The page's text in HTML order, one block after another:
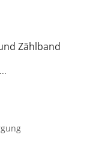
Zählband